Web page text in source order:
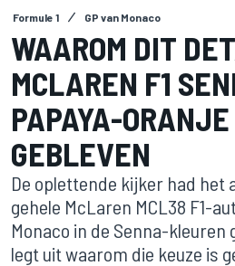
Formule 1 GP van Monaco
WAAROM DIT
MCLAREN F1
PAPAYA-
GEBLEVEN
De oplettende kijker had het
gehele McLaren MCL38 F1-
Monaco in de Senna-kleuren
legt uit waarom die keuze is